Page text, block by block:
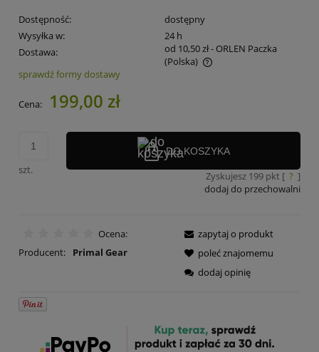
Dostępność:
dostępny
Wysyłka w:
24 h
Dostawa:
od 10,50 zł- ORLEN Paczka
(Polska)
Cena nie zawiera ewentualnych kosztów płatności
sprawdź formy dostawy
Cena: 199,00 zł
szt.
DO KOSZYKA
Zyskujesz 199pkt [ ? ]
dodaj do przechowalni
Ocena:
Producent:
Primal Gear
zapytaj o produkt
poleć znajomemu
dodaj opinię